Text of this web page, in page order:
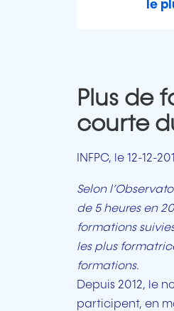
le
Plus de
courte
INFPC, le 12-12-
Selon
de 5 heures en
formations
les plus
formations.
Depuis 2012, le
participent, en